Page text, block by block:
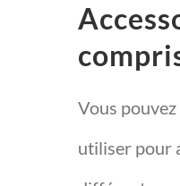
Vous
utiliser pour